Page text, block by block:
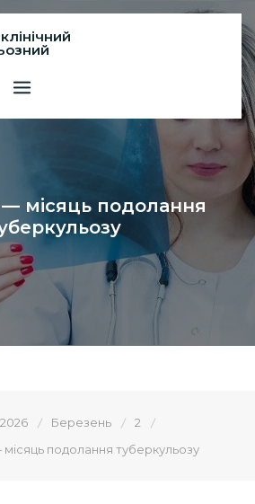
місяць подолання
2026 Березень
2
подолання туберкульозу